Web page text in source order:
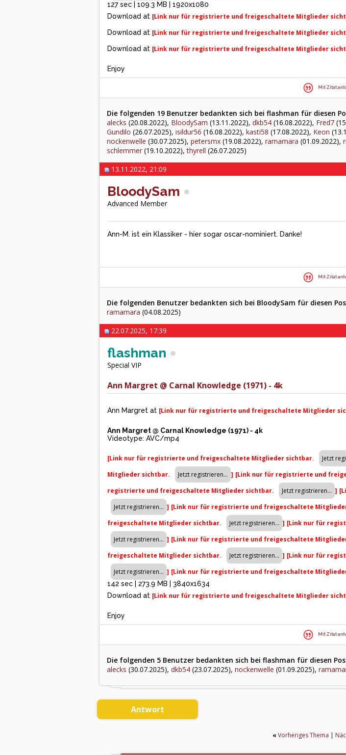
127 sec | 109.3 MB | 1920x1080
Download at [Link nur für registrierte und freigeschaltete Mitglieder
Download at [Link nur für registrierte und freigeschaltete Mitglieder
Download at [Link nur für registrierte und freigeschaltete Mitglieder
Enjoy
Mit Zitat
Die folgenden 19 Benutzer bedankten sich bei flashman für diesen
alecks (20.08.2022), BloodySam (13.11.2022), dkb54 (16.08.2022), Fred7
Gundilo (26.07.2025), isildur56 (16.08.2022), kasti58 (17.08.2022), Keon
nockenwelle (30.07.2025), petersmx (19.08.2022), ramamara (01.09.2022),
schlemmer (19.10.2022),thyrell (26.07.2025)
13.11.2022, 21:09
BloodySam
Advanced Member
Ann-M. ist ein Klassiker - hier sogar oscar-nominiert. Danke!
Mit Zitat
Die folgenden Benutzer bedankten sich bei BloodySam für diesen
ramamara (04.08.2025)
22.07.2025, 17:39
flashman
Special VIP
Ann Margret @ Carnal Knowledge (1971) - 4k
Ann Margret at [Link nur für registrierte und freigeschaltete Mitglieder
Ann Margret @ Carnal Knowledge (1971) - 4k
Videotype: AVC/mp4
[Link nur für registrierte und freigeschaltete Mitglieder sichtbar.
Mitglieder sichtbar.
] [Link nur für registrierte und
registrierte und freigeschaltete Mitglieder sichtbar.
]
] [Link nur für registrierte und freigeschaltete
freigeschaltete Mitglieder sichtbar.
] [Link nur für
] [Link nur für registrierte und freigeschaltete
freigeschaltete Mitglieder sichtbar.
] [Link nur für
] [Link nur für registrierte und freigeschaltete
142 sec | 273.9 MB | 3840x1634
Download at [Link nur für registrierte und freigeschaltete Mitglieder
Enjoy
Mit Zitat
Die folgenden 5 Benutzer bedankten sich bei flashman für diesen
alecks (30.07.2025), dkb54 (23.07.2025), nockenwelle (01.09.2025),
Antwort
« Vorheriges Thema |